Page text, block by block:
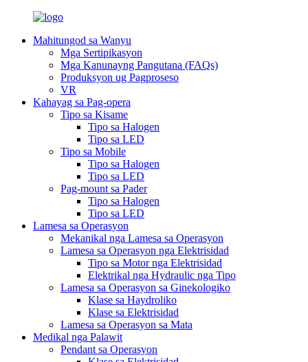
Mahitungod sa Wanyu
Mga Sertipikasyon
Mga Kanunayng Pangutana (FAQs)
Produksyon ug Pagproseso
VR
Kahayag sa Pag-opera
Tipo sa Kisame
Tipo sa Halogen
Tipo sa LED
Tipo sa Mobile
Tipo sa Halogen
Tipo sa LED
Pag-mount sa Pader
Tipo sa Halogen
Tipo sa LED
Lamesa sa Operasyon
Mekanikal nga Lamesa sa Operasyon
Lamesa sa Operasyon nga Elektrisidad
Tipo sa Motor nga Elektrisidad
Elektrikal nga Hydraulic nga Tipo
Lamesa sa Operasyon sa Ginekologiko
Klase sa Haydroliko
Klase sa Elektrisidad
Lamesa sa Operasyon sa Mata
Medikal nga Palawit
Pendant sa Operasyon